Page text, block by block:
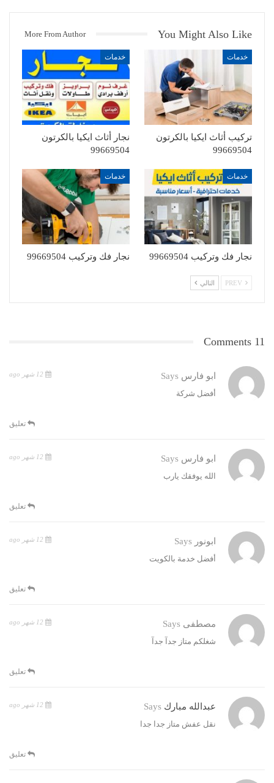
You Might Also Like
More From Author
خدمات
تركيب أثاث ايكيا بالكرتون
99669504
خدمات
نجار أثاث ايكيا بالكرتون
99669504
خدمات
نجار فك وتركيب 99669504
خدمات
نجار فك وتركيب 99669504
التالي
11 Comments
ابو فارس Says
أفضل شركة
تعليق
ابو فارس Says
الله يوفقك يارب
تعليق
ابونور Says
أفضل خدمة بالكويت
تعليق
مصطفى Says
شغلكم متاز جدآ جدآ
تعليق
عبدالله مبارك Says
نقل عفش متاز جدا جدا
تعليق